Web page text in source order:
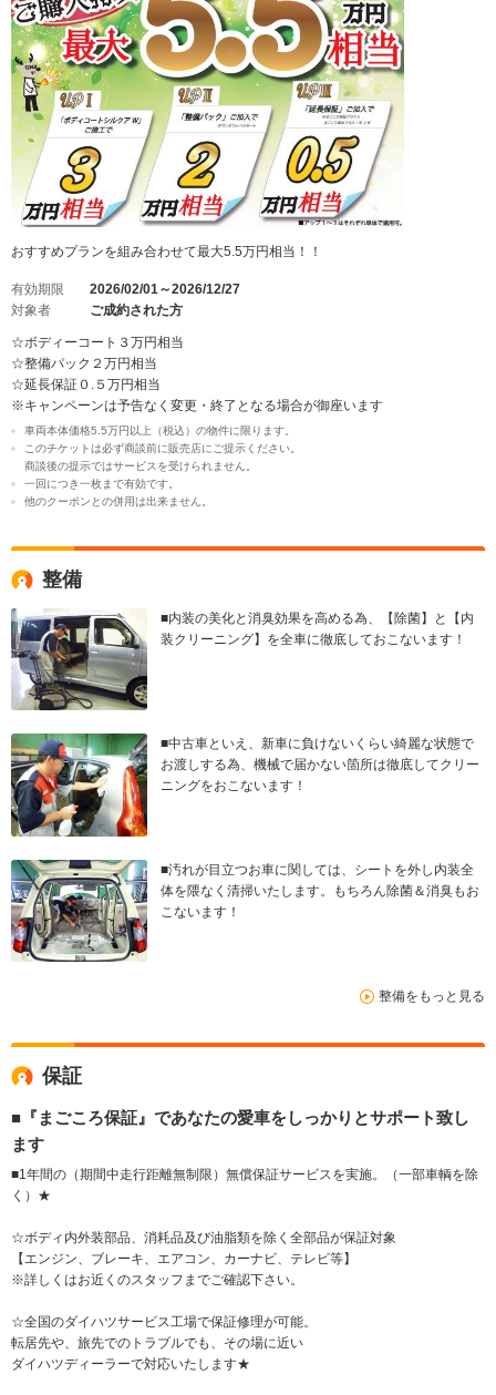
おすすめプランを組み合わせて最大5.5万円相当！！
有効期限
2026/02/01～2026/12/27
対象者
ご成約された方
☆ボディーコート３万円相当
☆整備パック２万円相当
☆延長保証０.５万円相当
※キャンペーンは予告なく変更・終了となる場合が御座います
車両本体価格5.5万円以上（税込）の物件に限ります。
このチケットは必ず商談前に販売店にご提示ください。
商談後の提示ではサービスを受けられません。
一回につき一枚まで有効です。
他のクーポンとの併用は出来ません。
整備
■内装の美化と消臭効果を高める為、【除菌】と【内
装クリーニング】を全車に徹底しておこないます！
■中古車といえ、新車に負けないくらい綺麗な状態で
お渡しする為、機械で届かない箇所は徹底してクリー
ニングをおこないます！
■汚れが目立つお車に関しては、シートを外し内装全
体を隈なく清掃いたします。もちろん除菌＆消臭もお
こないます！
整備をもっと見る
保証
■『まごころ保証』であなたの愛車をしっかりとサポート致し
ます
■1年間の（期間中走行距離無制限）無償保証サービスを実施。（一部車輌を除
く）★
☆ボディ内外装部品、消耗品及び油脂類を除く全部品が保証対象
【エンジン、ブレーキ、エアコン、カーナビ、テレビ等】
※詳しくはお近くのスタッフまでご確認下さい。
☆全国のダイハツサービス工場で保証修理が可能。
転居先や、旅先でのトラブルでも、その場に近い
ダイハツディーラーで対応いたします★